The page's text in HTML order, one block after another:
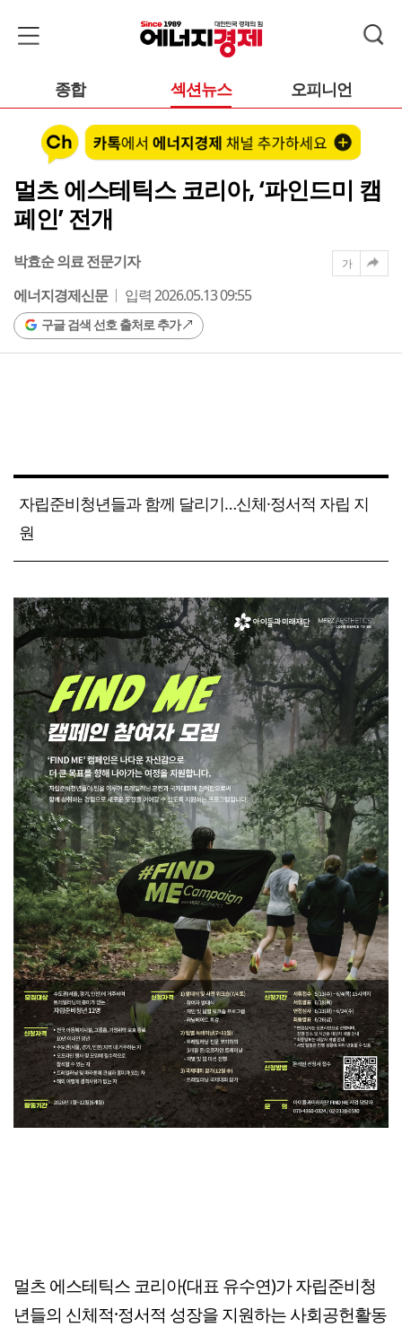
종합 섹션뉴스 오피니언
멀츠 에스테틱스 코리아, ‘파인드미 캠
페인’ 전개
박효순 의료 전문기자
에너지경제신문
입력 2026.05.13 09:55
구글 검색 선호 출처로 추가
가
자립준비청년들과 함께 달리기…신체·정서적 자립 지
원
멀츠 에스테틱스 코리아(대표 유수연)가 자립준비청
년들의 신체적·정서적 성장을 지원하는 사회공헌활동